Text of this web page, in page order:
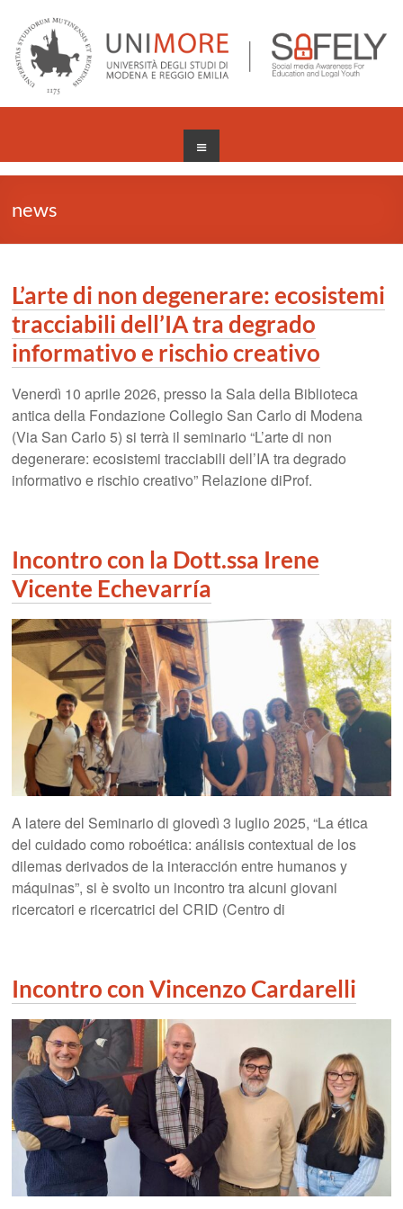
contenuto
Menu
news
L’arte di non degenerare: ecosistemi
tracciabili dell’IA tra degrado
informativo e rischio creativo
Venerdì 10 aprile 2026, presso la Sala della Biblioteca
antica della Fondazione Collegio San Carlo di Modena
(Via San Carlo 5) si terrà il seminario “L’arte di non
degenerare: ecosistemi tracciabili dell’IA tra degrado
informativo e rischio creativo” Relazione diProf.
Incontro con la Dott.ssa Irene
Vicente Echevarría
A latere del Seminario di giovedì 3 luglio 2025, “La ética
del cuidado como roboética: análisis contextual de los
dilemas derivados de la interacción entre humanos y
máquinas”, si è svolto un incontro tra alcuni giovani
ricercatori e ricercatrici del CRID (Centro di
Incontro con Vincenzo Cardarelli